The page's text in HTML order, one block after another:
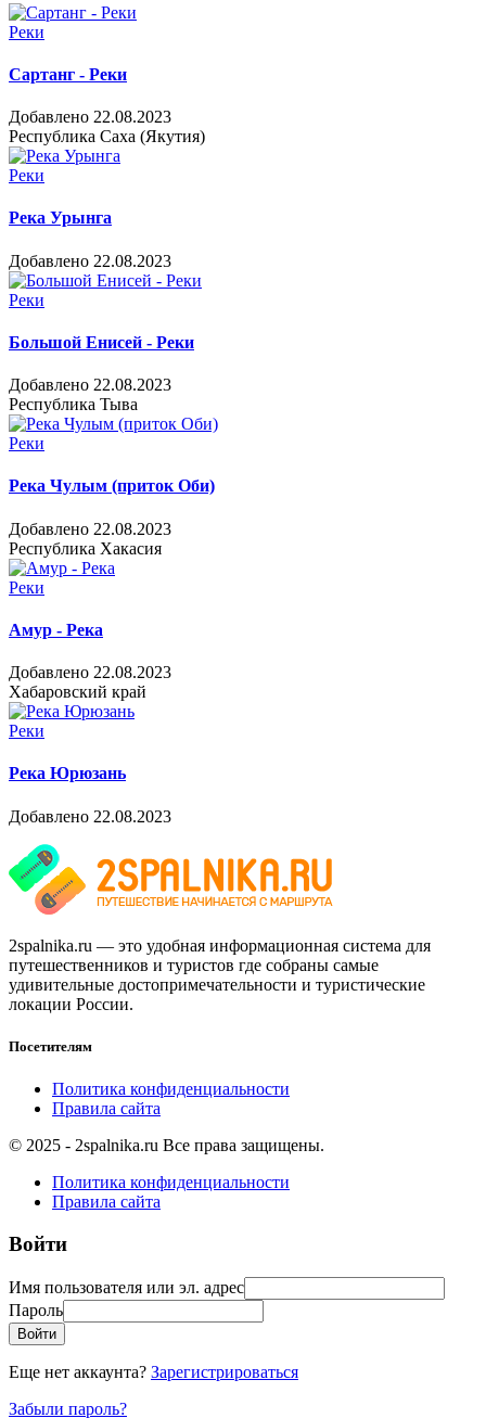
Реки
Сартанг - Реки
Добавлено 22.08.2023
Республика Саха (Якутия)
Реки
Река Урынга
Добавлено 22.08.2023
Реки
Большой Енисей - Реки
Добавлено 22.08.2023
Республика Тыва
Реки
Река Чулым (приток Оби)
Добавлено 22.08.2023
Республика Хакасия
Реки
Амур - Река
Добавлено 22.08.2023
Хабаровский край
Реки
Река Юрюзань
Добавлено 22.08.2023
2spalnika.ru — это удобная информационная система для
путешественников и туристов где собраны самые
удивительные достопримечательности и туристические
локации России.
Посетителям
Политика конфиденциальности
Правила сайта
© 2025 - 2spalnika.ru Все права защищены.
Политика конфиденциальности
Правила сайта
Войти
Имя пользователя или эл. адрес
Пароль
Войти
Еще нет аккаунта? Зарегистрироваться
Забыли пароль?